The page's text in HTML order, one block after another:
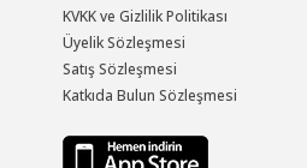
KVKK ve Gizlilik Politikası
Üyelik Sözleşmesi
Satış Sözleşmesi
Katkıda Bulun Sözleşmesi